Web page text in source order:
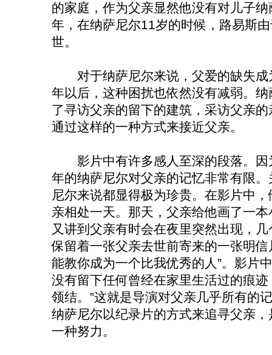
的家庭，作为父亲显然他没有对儿子
年，在纳萨尼尔11岁的时候，路易斯
世。
对于纳萨尼尔来说，父爱的缺失成
年以后，这种困扰也依然没有减弱。
了寻访父亲的留下的建筑，采访父亲
通过这样的一种方式来接近父亲。
影片中有许多感人至深的段落。因
年的纳萨尼尔对父亲的记忆非常有限
尼尔来说都显得极为珍贵。在影片中
亲相处一天。那天，父亲给他画了一
又讲到父亲有时会在夜里突然出现，
保留着一张父亲去世前寄来的一张明
能教你成为一个比我优秀的人”。影片
没有留下任何曾经在家里生活过的痕
领结。”这就是导演对父亲几乎所有的
纳萨尼尔以纪录片的方式来追寻父亲
一种努力。